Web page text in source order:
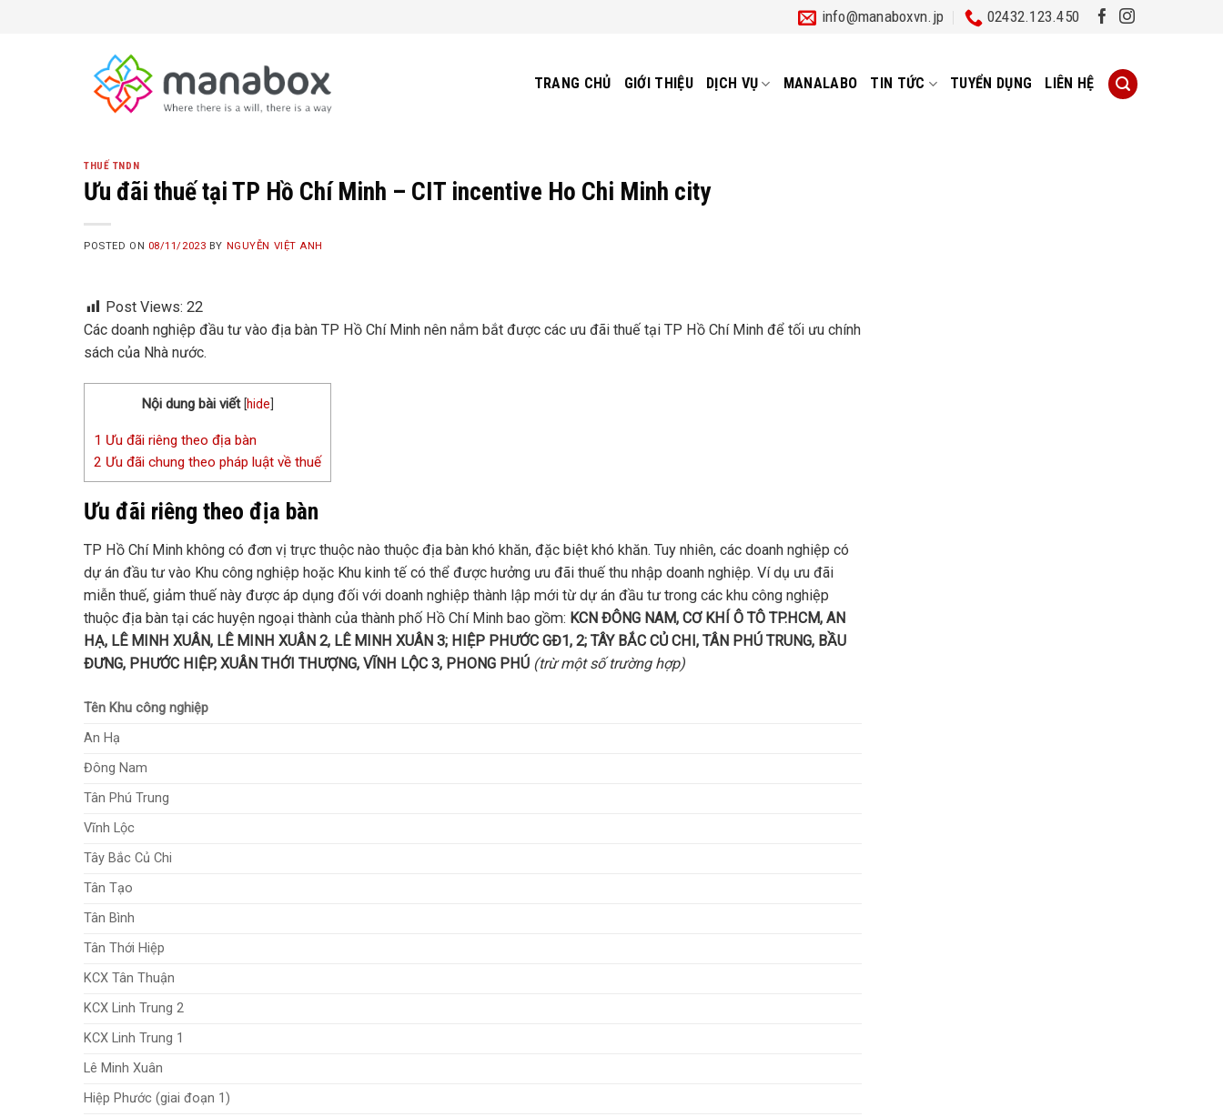
info@manaboxvn.jp 02432.123.450
TRANG CHỦ GIỚI THIỆU DỊCH VỤ MANALABO TIN TỨC TUYỂN DỤNG LIÊN HỆ
THUẾ TNDN
Ưu đãi thuế tại TP Hồ Chí Minh – CIT incentive Ho Chi Minh city
POSTED ON 08/11/2023 BY NGUYỄN VIỆT ANH
Post Views: 22
Các doanh nghiệp đầu tư vào địa bàn TP Hồ Chí Minh nên nắm bắt được các ưu đãi thuế tại TP Hồ Chí Minh để tối ưu chính
sách của Nhà nước.
Nội dung bài viết [hide
1 Ưu đãi riêng theo địa bàn
2 Ưu đãi chung theo pháp luật về thuế
Ưu đãi riêng theo địa bàn
TP Hồ Chí Minh không có đơn vị trực thuộc nào thuộc địa bàn khó khăn, đặc biệt khó khăn. Tuy nhiên, các doanh nghiệp có
dự án đầu tư vào Khu công nghiệp hoặc Khu kinh tế có thể được hưởng ưu đãi thuế thu nhập doanh nghiệp. Ví dụ ưu đãi
miễn thuế, giảm thuế này được áp dụng đối với doanh nghiệp thành lập mới từ dự án đầu tư trong các khu công nghiệp
thuộc địa bàn tại các huyện ngoại thành của thành phố Hồ Chí Minh bao gồm: KCN ĐÔNG NAM, CƠ KHÍ Ô TÔ TP.HCM, AN
HẠ, LÊ MINH XUÂN, LÊ MINH XUÂN 2, LÊ MINH XUÂN 3; HIỆP PHƯỚC GĐ1, 2; TÂY BẮC CỦ CHI, TÂN PHÚ TRUNG, BẦU
ĐƯNG, PHƯỚC HIỆP, XUÂN THỚI THƯỢNG, VĨNH LỘC 3, PHONG PHÚ (trừ một số trường hợp)
Tên Khu công nghiệp
An Hạ
Đông Nam
Tân Phú Trung
Vĩnh Lộc
Tây Bắc Củ Chi
Tân Tạo
Tân Bình
Tân Thới Hiệp
KCX Tân Thuận
KCX Linh Trung 2
KCX Linh Trung 1
Lê Minh Xuân
Hiệp Phước (giai đoạn 1)